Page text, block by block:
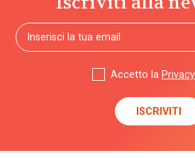
Accetto la